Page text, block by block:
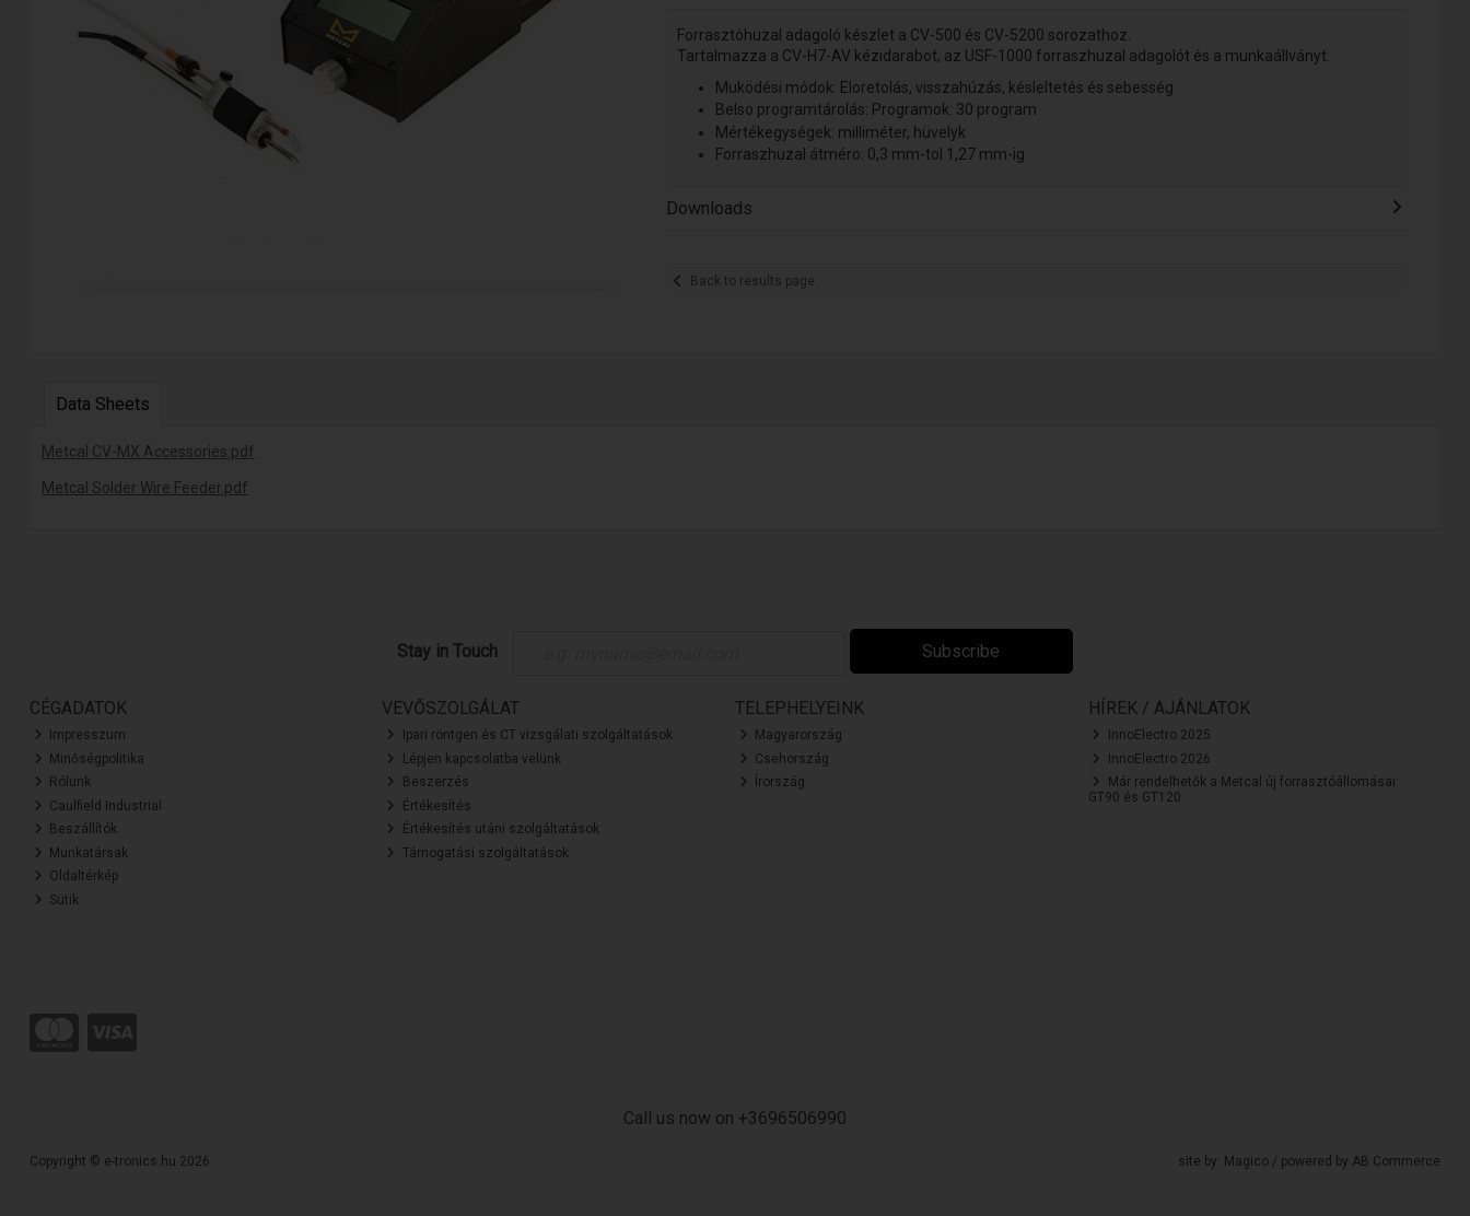
Forrasztóhuzal adagoló készlet a CV-500 és CV-5200 sorozathoz.
Tartalmazza a CV-H7-AV kézidarabot, az USF-1000 forraszhuzal adagolót és a munkaállványt.
Muködési módok: Eloretolás, visszahúzás, késleltetés és sebesség
Belso programtárolás: Programok: 30 program
Mértékegységek: milliméter, hüvelyk
Forraszhuzal átméro: 0,3 mm-tol 1,27 mm-ig
Downloads
Back to results page
Data Sheets
Metcal CV-MX Accessories.pdf
Metcal Solder Wire Feeder.pdf
Stay in Touch Subscribe
CÉGADATOK
Impresszum
Minőségpolitika
Rólunk
Caulfield Industrial
Beszállítók
Munkatársak
Oldaltérkép
Sütik
VEVŐSZOLGÁLAT
Ipari röntgen és CT vizsgálati szolgáltatások
Lépjen kapcsolatba velünk
Beszerzés
Értékesítés
Értékesítés utáni szolgáltatások
Támogatási szolgáltatások
TELEPHELYEINK
Magyarország
Csehország
Írország
HÍREK / AJÁNLATOK
InnoElectro 2025
InnoElectro 2026
Már rendelhetők a Metcal új forrasztóállomásai:
GT90 és GT120
Call us now on +3696506990
Copyright © e-tronics.hu 2026 site by: Magico / powered by AB Commerce